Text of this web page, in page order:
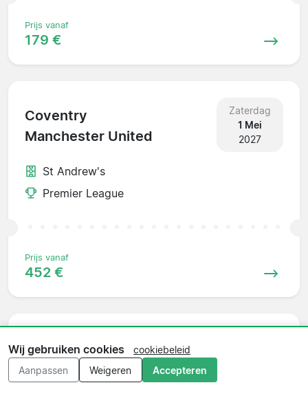
Prijs vanaf
179 €
Coventry
Manchester United
Zaterdag
1 Mei
2027
St Andrew's
Premier League
Prijs vanaf
452 €
Bournemouth
Manchester United
Wij gebruiken cookies
cookiebeleid
Aanpassen
Weigeren Accepteren